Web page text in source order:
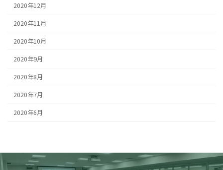
2020年12月
2020年11月
2020年10月
2020年9月
2020年8月
2020年7月
2020年6月